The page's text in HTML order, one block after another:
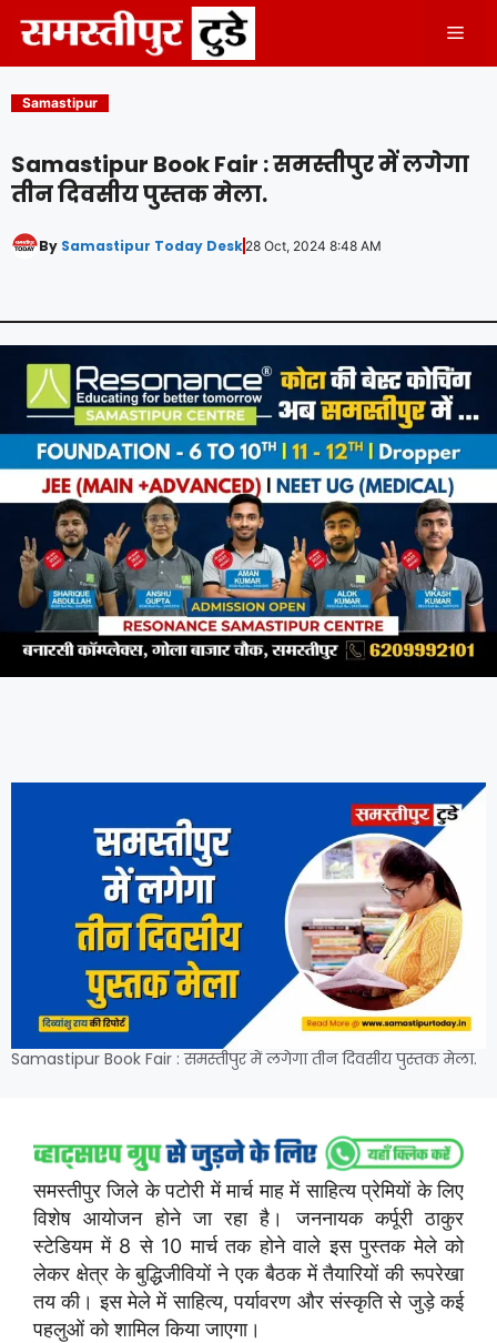
content
Samastipur
Samastipur Book Fair : समस्तीपुर में लगेगा
तीन दिवसीय पुस्तक मेला.
By Samastipur Today Desk 28 Oct, 2024 8:48 AM
Samastipur Book Fair : समस्तीपुर में लगेगा तीन दिवसीय पुस्तक मेला.
समस्तीपुर जिले के पटोरी में मार्च माह में साहित्य प्रेमियों के लिए
विशेष आयोजन होने जा रहा है। जननायक कर्पूरी ठाकुर
स्टेडियम में 8 से 10 मार्च तक होने वाले इस पुस्तक मेले को
लेकर क्षेत्र के बुद्धिजीवियों ने एक बैठक में तैयारियों की रूपरेखा
तय की। इस मेले में साहित्य, पर्यावरण और संस्कृति से जुड़े कई
पहलुओं को शामिल किया जाएगा।